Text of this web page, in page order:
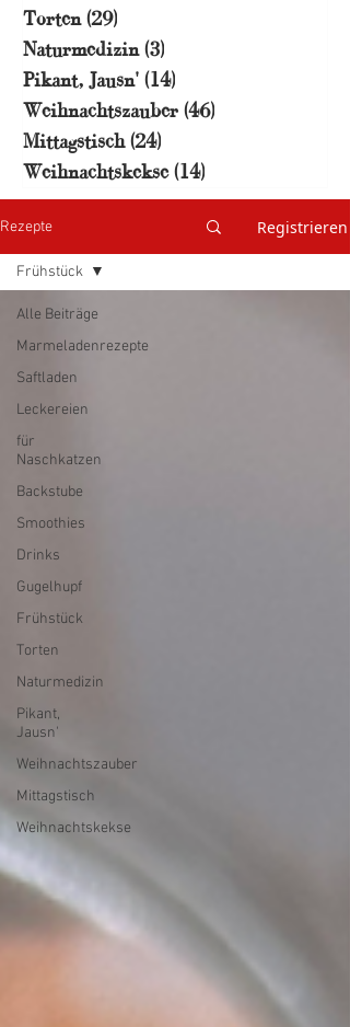
Torten (29)
Naturmedizin (3)
Pikant, Jausn' (14)
Weihnachtszauber (46)
Mittagstisch (24)
Weihnachtskekse (14)
Rezepte Registrieren
Alle Beiträge
Marmeladenrezepte
Saftladen
Leckereien
für
Naschkatzen
Backstube
Smoothies
Drinks
Gugelhupf
Frühstück
Torten
Naturmedizin
Pikant,
Jausn'
Weihnachtszauber
Mittagstisch
Weihnachtskekse
Frühstück